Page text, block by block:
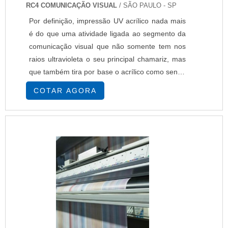
RC4 COMUNICAÇÃO VISUAL / SÃO PAULO - SP
Por definição, impressão UV acrílico nada mais
é do que uma atividade ligada ao segmento da
comunicação visual que não somente tem nos
raios ultravioleta o seu principal chamariz, mas
que também tira por base o acrílico como sendo
a plataforma de suas incisões diretas. Sob um
viés mais técnico, também cabe ressaltar que
este tipo de impressão normalmente utiliza uma
secagem das tintas especiais que são....
COTAR AGORA